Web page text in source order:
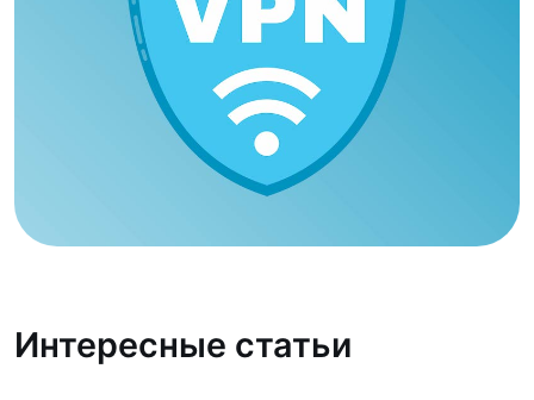
Интересные статьи